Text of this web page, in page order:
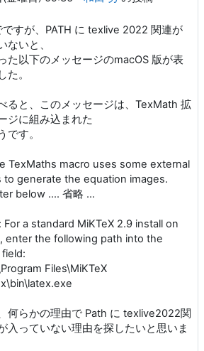
ですが、PATH に texlive 2022 関連が
ないと、
た以下のメッセージのmacOS 版が表
た。
ると、このメッセージは、TexMath 拡
ジに組み込まれた
です。
macro uses some external
to generate the equation images.
.... 省略 ...
a standard MiKTeX 2.9 install on
enter the following path into the
Files\MiKTeX
何らかの理由で Path に texlive2022関
入っていない理由を探したいと思いま